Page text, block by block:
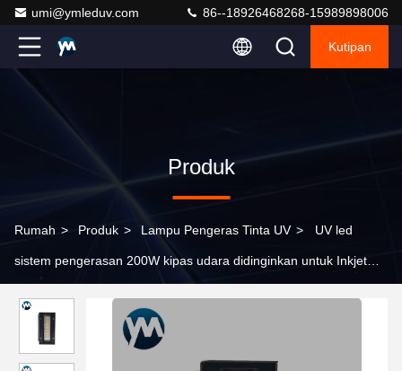
umi@ymleduv.com 86--18926468268-15989898006
Kutipan
Produk
Rumah > Produk > Lampu Pengeras Tinta UV > UV led
sistem pengerasan 200W kipas udara didinginkan untuk Inkjet